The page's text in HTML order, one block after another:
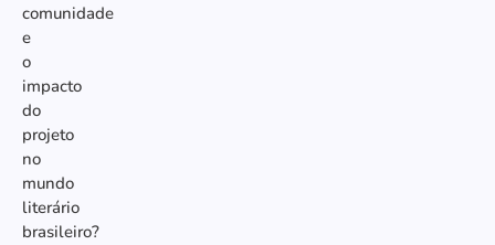
comunidade
e
o
impacto
do
projeto
no
mundo
literário
brasileiro?